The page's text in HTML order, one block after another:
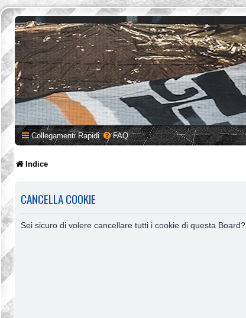
Collegamenti Rapidi FAQ
Indice
CANCELLA COOKIE
Sei sicuro di volere cancellare tutti i cookie di questa Board?